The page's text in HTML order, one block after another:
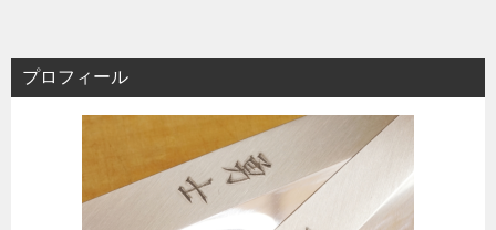
プロフィール